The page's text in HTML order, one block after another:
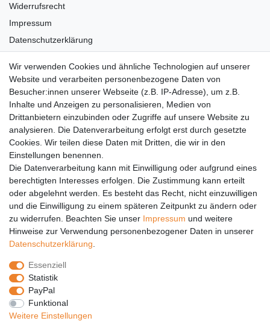
Widerrufsrecht
Impressum
Datenschutzerklärung
Barrierefreiheit
Anleitungen
Vertrag widerrufen
PARTNER
DHL
GLS
PaketPLUS
SPONSORING
Malchower SV 90
Malchower Wölfe
ZERTIFIKATE
Wir verwenden Cookies und ähnliche Technologien auf unserer
Website und verarbeiten personenbezogene Daten von
Besucher:innen unserer Webseite (z.B. IP-Adresse), um z.B.
Inhalte und Anzeigen zu personalisieren, Medien von
Drittanbietern einzubinden oder Zugriffe auf unsere Website zu
analysieren. Die Datenverarbeitung erfolgt erst durch gesetzte
Cookies. Wir teilen diese Daten mit Dritten, die wir in den
Einstellungen benennen.
Die Datenverarbeitung kann mit Einwilligung oder aufgrund eines
berechtigten Interesses erfolgen. Die Zustimmung kann erteilt
oder abgelehnt werden. Es besteht das Recht, nicht einzuwilligen
und die Einwilligung zu einem späteren Zeitpunkt zu ändern oder
zu widerrufen. Beachten Sie unser Impressum und weitere
Hinweise zur Verwendung personenbezogener Daten in unserer
Daten­schutz­erklärung
Essenziell
Statistik
PayPal
Funktional
Weitere Einstellungen